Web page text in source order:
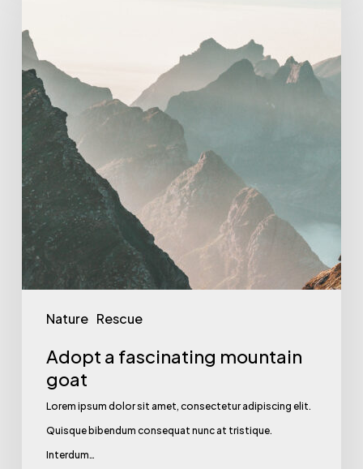
Nature Rescue
Adopt a fascinating mountain
goat
Lorem ipsum dolor sit amet, consectetur adipiscing elit.
Quisque bibendum consequat nunc at tristique.
Interdum…